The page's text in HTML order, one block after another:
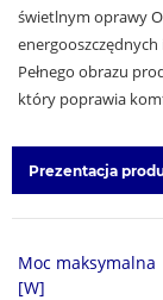
świetlnym oprawy
Pełnego obrazu
który poprawia
Prezentacja
Moc maksymalna
[W]